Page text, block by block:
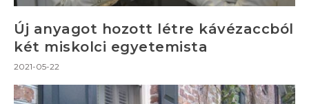
Új anyagot hozott létre kávézaccból
két miskolci egyetemista
2021-05-22